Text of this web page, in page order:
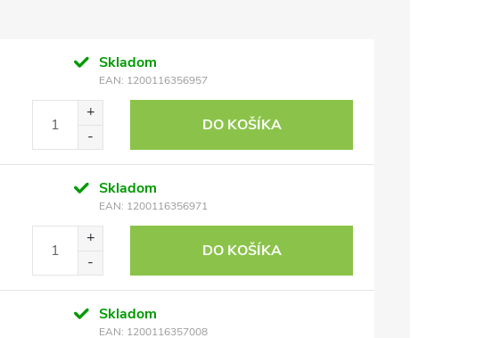
Skladom
EAN: 1200116356957
DO KOŠÍKA
Skladom
EAN: 1200116356971
DO KOŠÍKA
Skladom
EAN: 1200116357008